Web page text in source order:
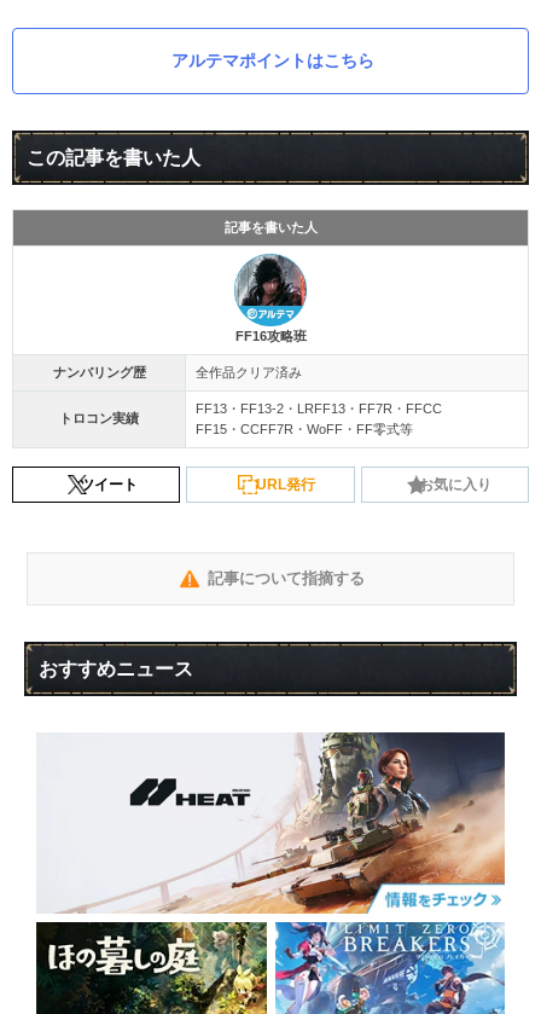
アルテマポイントはこちら
この記事を書いた人
記事を書いた人
FF16攻略班
ナンバリング歴 全作品クリア済み
トロコン実績
FF13・FF13-2・LRFF13・FF7R・FFCC
FF15・CCFF7R・WoFF・FF零式等
ツイート URL発行 お気に入り
記事について指摘する
おすすめニュース